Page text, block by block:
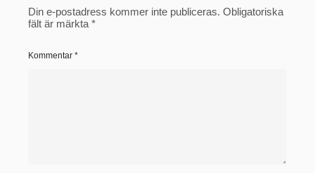
Din e-postadress kommer inte publiceras. Obligatoriska
fält är märkta *
Kommentar *